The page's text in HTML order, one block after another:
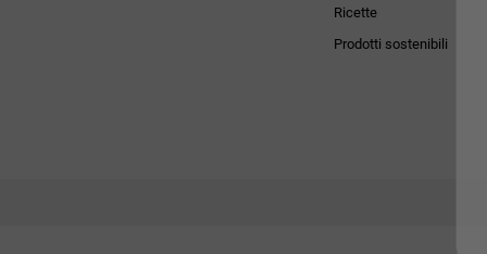
Ricette
Prodotti sostenibili